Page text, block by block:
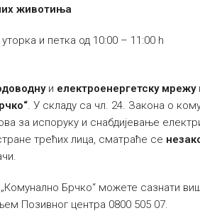
животиња
и петка од 10:00 – 11:00 h
и електроенергетску мрежу
. У складу са чл. 24. Закона о
за испоруку и снабдијевање
трећих лица, сматраће се
Брчко“ можете сазнати
Позивног центра 0800 505 07.